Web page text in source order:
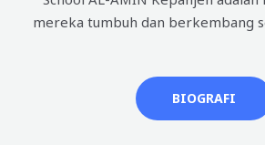
mereka tumbuh dan berkembang
BIOGRAFI